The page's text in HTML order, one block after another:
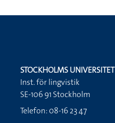
STOCKHOLMS UNIVERSITET
Inst. för lingvistik
SE-106 91 Stockholm
Telefon: 08-16 23 47